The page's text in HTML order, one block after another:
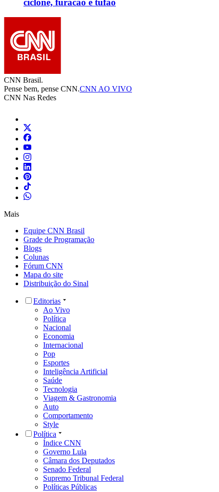
ciclone, furacão e tufão
CNN Brasil.
Pense bem, pense CNN.CNN AO VIVO
CNN Nas Redes
Mais
Equipe CNN Brasil
Grade de Programação
Blogs
Colunas
Fórum CNN
Mapa do site
Distribuição do Sinal
Editorias
Ao Vivo
Política
Nacional
Economia
Internacional
Pop
Esportes
Inteligência Artificial
Saúde
Tecnologia
Viagem & Gastronomia
Auto
Comportamento
Style
Política
Índice CNN
Governo Lula
Câmara dos Deputados
Senado Federal
Supremo Tribunal Federal
Políticas Públicas